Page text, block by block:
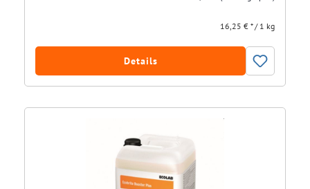
16,25 € * / 1 kg
Details